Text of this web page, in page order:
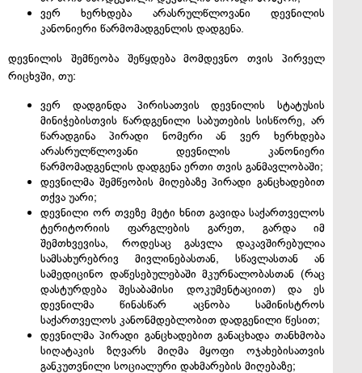
ვერ ხერხდება არასრულწლოვანი დევნილის
კანონიერი წარმომადგენლის დადგენა.
დევნილის შემწეობა შეწყდება მომდევნო თვის პირველ
რიცხვში, თუ:
ვერ დადგინდა პირისათვის დევნილის სტატუსის
მინიჭებისთვის წარდგენილი საბუთების სისწორე, არ
წარადგინა პირადი ნომერი ან ვერ ხერხდება
არასრულწლოვანი დევნილის კანონიერი
წარმომადგენლის დადგენა ერთი თვის განმავლობაში;
დევნილმა შემწეობის მიღებაზე პირადი განცხადებით
თქვა უარი;
დევნილი ორ თვეზე მეტი ხნით გავიდა საქართველოს
ტერიტორიის ფარგლების გარეთ, გარდა იმ
შემთხვევისა, როდესაც გასვლა დაკავშირებულია
სამსახურებრივ მივლინებასთან, სწავლასთან ან
სამედიცინო დაწესებულებაში მკურნალობასთან (რაც
დასტურდება შესაბამისი დოკუმენტაციით) და ეს
დევნილმა წინასწარ აცნობა სამინისტროს
საქართველოს კანონმდებლობით დადგენილი წესით;
დევნილმა პირადი განცხადებით განაცხადა თანხმობა
სიღატაკის ზღვარს მიღმა მყოფი ოჯახებისათვის
განკუთვნილი სოციალური დახმარების მიღებაზე;